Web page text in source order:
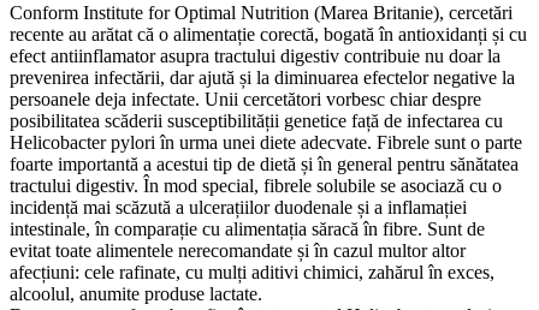
Conform Institute for Optimal Nutrition (Marea Britanie), cercetări
recente au arătat că o alimentație corectă, bogată în antioxidanți și cu
efect antiinflamator asupra tractului digestiv contribuie nu doar la
prevenirea infectării, dar ajută și la diminuarea efectelor negative la
persoanele deja infectate. Unii cercetători vorbesc chiar despre
posibilitatea scăderii susceptibilității genetice față de infectarea cu
Helicobacter pylori în urma unei diete adecvate. Fibrele sunt o parte
foarte importantă a acestui tip de dietă și în general pentru sănătatea
tractului digestiv. În mod special, fibrele solubile se asociază cu o
incidență mai scăzută a ulcerațiilor duodenale și a inflamației
intestinale, în comparație cu alimentația săracă în fibre. Sunt de
evitat toate alimentele nerecomandate și în cazul multor altor
afecțiuni: cele rafinate, cu mulți aditivi chimici, zahărul în exces,
alcoolul, anumite produse lactate.